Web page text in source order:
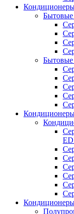
Бытовые
Бытовые